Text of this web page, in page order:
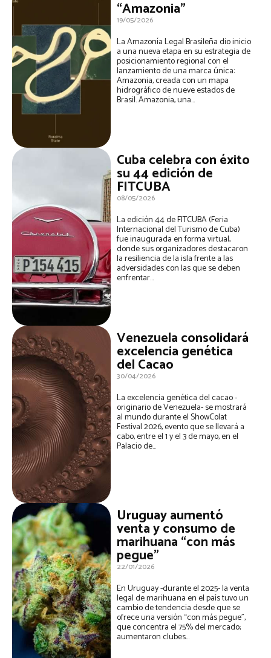
“Amazonia”
19/05/2026
La Amazonía Legal Brasileña dio inicio
a una nueva etapa en su estrategia de
posicionamiento regional con el
lanzamiento de una marca única:
Amazonia, creada con un mapa
hidrográfico de nueve estados de
Brasil. Amazonia, una...
Cuba celebra con éxito
su 44 edición de
FITCUBA
08/05/2026
La edición 44 de FITCUBA (Feria
Internacional del Turismo de Cuba)
fue inaugurada en forma virtual,
donde sus organizadores destacaron
la resiliencia de la isla frente a las
adversidades con las que se deben
enfrentar...
Venezuela consolidará
excelencia genética
del Cacao
30/04/2026
La excelencia genética del cacao -
originario de Venezuela- se mostrará
al mundo durante el ShowColat
Festival 2026, evento que se llevará a
cabo, entre el 1 y el 3 de mayo, en el
Palacio de...
Uruguay aumentó
venta y consumo de
marihuana “con más
pegue”
22/01/2026
En Uruguay -durante el 2025- la venta
legal de marihuana en el país tuvo un
cambio de tendencia desde que se
ofrece una versión “con más pegue”,
que concentra el 75% del mercado;
aumentaron clubes...